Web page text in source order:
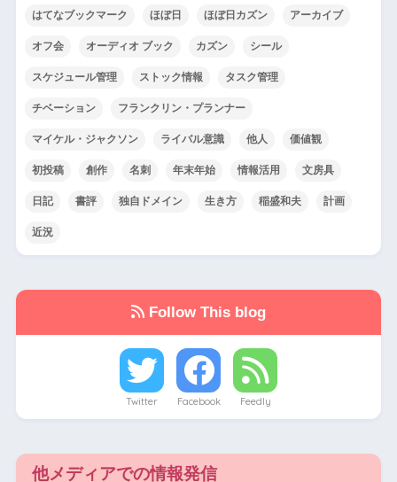
はてなブックマーク ほぼ日 ほぼ日カズン アーカイブ
オフ会 オーディオ ブック カズン シール
スケジュール管理 ストック情報 タスク管理
チベーション フランクリン・プランナー
マイケル・ジャクソン ライバル意識 他人 価値観
初投稿 創作 名刺 年末年始 情報活用 文房具
日記 書評 独自ドメイン 生き方 稲盛和夫 計画
近況
Follow This blog
Twitter Facebook Feedly
他メディアでの情報発信